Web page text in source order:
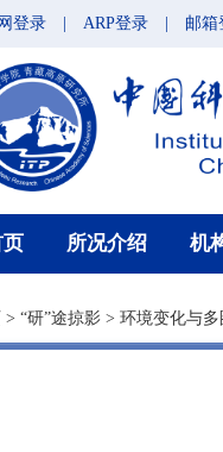
登录 ARP登录 邮箱
所况介绍 机
> “研”途掠影 > 环境变化与